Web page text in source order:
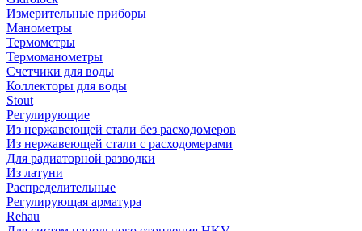
Измерительные приборы
Манометры
Термометры
Термоманометры
Счетчики для воды
Коллекторы для воды
Stout
Регулирующие
Из нержавеющей стали без расходомеров
Из нержавеющей стали с расходомерами
Для радиаторной разводки
Из латуни
Распределительные
Регулирующая арматура
Rehau